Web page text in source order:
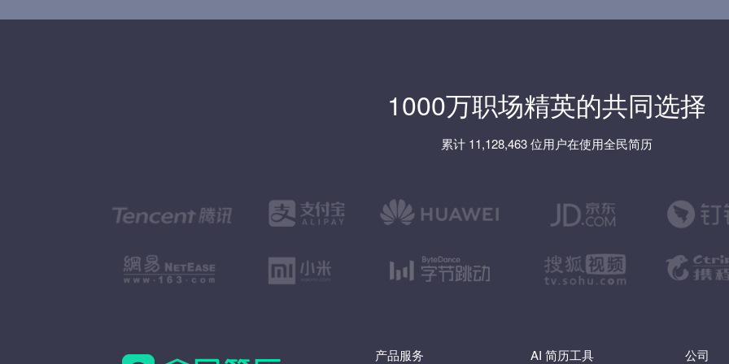
1000万职场精英的共同选择
累计 11,128,463 位用户在使用全民简历
产品服务 AI 简历工具 公司